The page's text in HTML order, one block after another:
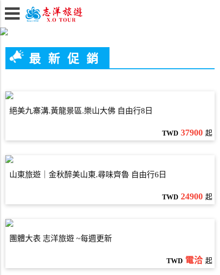
最新促銷
絕美九寨溝.黃龍景區.樂山大佛 自由行8日
TWD 37900 起
山東旅遊｜金秋醉美山東.尋味齊魯 自由行6日
TWD 24900 起
團體大表 志洋旅遊 ~每週更新
TWD 電洽 起